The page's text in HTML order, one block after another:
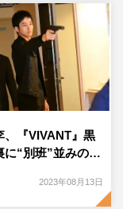
、『VIVANT』黒
に“別班”並みの…
2023年08月13日